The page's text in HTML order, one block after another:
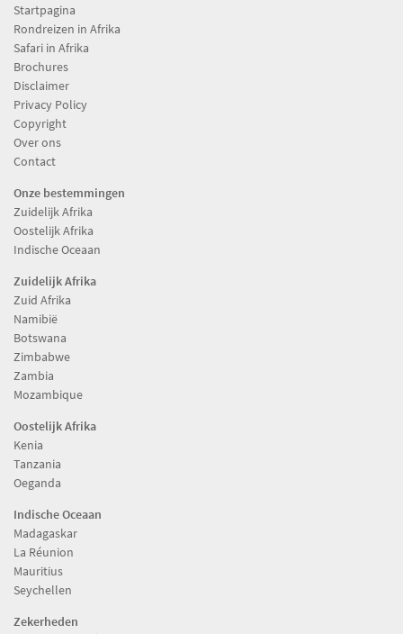
Startpagina
Rondreizen in Afrika
Safari in Afrika
Brochures
Disclaimer
Privacy Policy
Copyright
Over ons
Contact
Onze bestemmingen
Zuidelijk Afrika
Oostelijk Afrika
Indische Oceaan
Zuidelijk Afrika
Zuid Afrika
Namibië
Botswana
Zimbabwe
Zambia
Mozambique
Oostelijk Afrika
Kenia
Tanzania
Oeganda
Indische Oceaan
Madagaskar
La Réunion
Mauritius
Seychellen
Zekerheden